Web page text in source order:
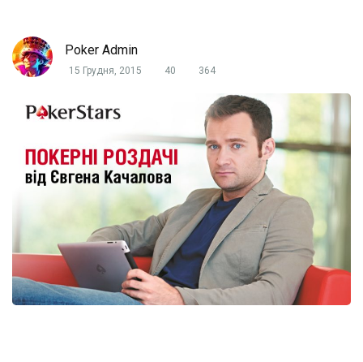
Poker Admin
15 Грудня, 2015 40 364